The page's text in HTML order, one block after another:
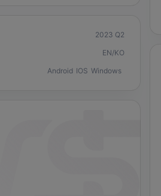
2023 Q2
EN/KO
Android IOS Windows